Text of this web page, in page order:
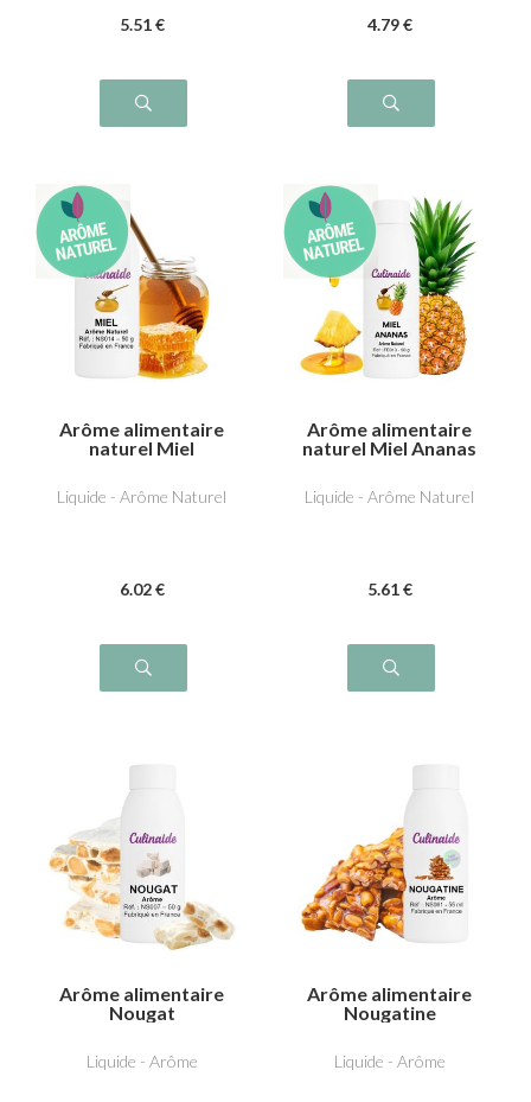
5.51 € 4.79 €
Arôme alimentaire
naturel Miel
Liquide - Arôme Naturel
6.02 €
Arôme alimentaire
naturel Miel Ananas
Liquide - Arôme Naturel
5.61 €
Arôme alimentaire
Nougat
Liquide - Arôme
Arôme alimentaire
Nougatine
Liquide - Arôme